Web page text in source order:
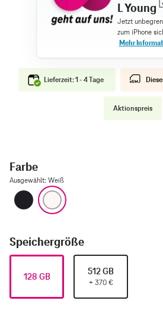
L Young
Lieferzeit: 1 - 4 Tage
Aktionspreis
Farbe
Ausgewählt: Weiß
Schwarz
Speichergröße
128 GB 512 GB
+ 370 €